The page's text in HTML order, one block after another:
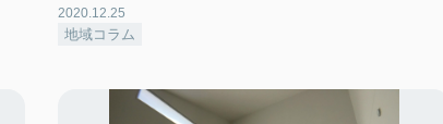
2020.12.25
地域コラム